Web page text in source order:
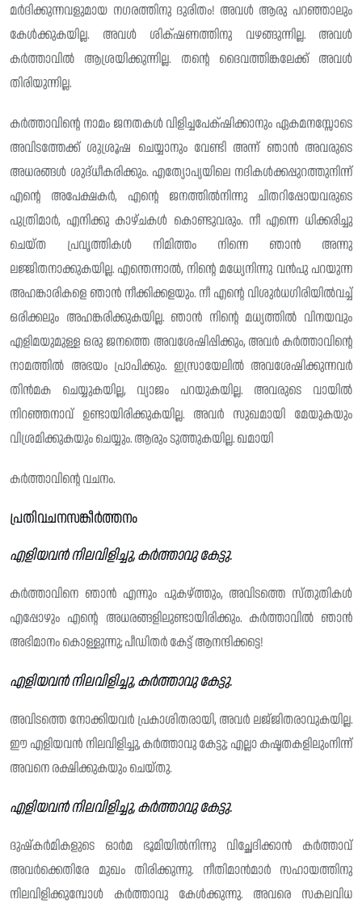
മർദിക്കുന്നവളുമായ നഗരത്തിനു ദുരിതം! അവൾ ആരു പറഞ്ഞാലും
കേൾക്കുകയില്ല. അവൾ ശിക്‌ഷണത്തിനു വഴങ്ങുന്നില്ല. അവൾ
കർത്താവിൽ ആശ്രയിക്കുന്നില്ല. തന്റെ ദൈവത്തിങ്കലേക്ക് അവൾ
തിരിയുന്നില്ല.
കർത്താവിന്റെ നാമം ജനതകൾ വിളിച്ചപേക്‌ഷിക്കാനും ഏകമനസ്സോടെ
അവിടത്തേക്ക് ശുശ്രൂഷ ചെയ്യാനും വേണ്ടി അന്ന് ഞാൻ അവരുടെ
അധരങ്ങൾ ശുദ്‌ധീകരിക്കും. എത്യോപ്യയിലെ നദികൾക്കപ്പുറത്തുനിന്ന്
എന്റെ അപേക്ഷകർ, എന്റെ ജനത്തിൽനിന്നു ചിതറിപ്പോയവരുടെ
പുത്രിമാർ, എനിക്കു കാഴ്ചകൾ കൊണ്ടുവരും. നീ എന്നെ ധിക്കരിച്ചു
ചെയ്ത പ്രവൃത്തികൾ നിമിത്തം നിന്നെ ഞാൻ അന്നു
ലജ്ജിതനാക്കുകയില്ല. എന്തെന്നാൽ, നിന്റെ മധ്യേനിന്നു വൻപു പറയുന്ന
അഹങ്കാരികളെ ഞാൻ നീക്കിക്കളയും. നീ എന്റെ വിശുർധഗിരിയിൽവച്ച്
ഒരിക്കലും അഹങ്കരിക്കുകയില്ല. ഞാൻ നിന്റെ മധ്യത്തിൽ വിനയവും
എളിമയുമുള്ള ഒരു ജനത്തെ അവശേഷിപ്പിക്കും, അവർ കർത്താവിൻ്റെ
നാമത്തിൽ അഭയം പ്രാപിക്കും. ഇസ്രായേലിൽ അവശേഷിക്കുന്നവർ
തിൻമക ചെയ്യുകയില്ല, വ്യാജം പറയുകയില്ല. അവരുടെ വായിൽ
നിറഞ്ഞനാവ് ഉണ്ടായിരിക്കുകയില്ല. അവർ സുഖമായി മേയുകയും
വിശ്രമിക്കുകയും ചെയ്യും. ആരും ടുത്തുകയില്ല. ഖമായി
കർത്താവിന്റെ വചനം.
പ്രതിവചനസങ്കീർത്തനം
എളിയവൻ നിലവിളിച്ചു, കർത്താവു കേട്ടു.
കർത്താവിനെ ഞാൻ എന്നും പുകഴ്ത്തും, അവിടത്തെ സ്‌തുതികൾ
എപ്പോഴും എന്റെ അധരങ്ങളിലുണ്ടായിരിക്കും. കർത്താവിൽ ഞാൻ
അഭിമാനം കൊള്ളുന്നു; പീഡിതർ കേട്ട് ആനന്ദിക്കട്ടെ!
എളിയവൻ നിലവിളിച്ചു, കർത്താവു കേട്ടു.
അവിടത്തെ നോക്കിയവർ പ്രകാശിതരായി, അവർ ലജ്‌ജിതരാവുകയില്ല.
ഈ എളിയവൻ നിലവിളിച്ചു, കർത്താവു കേട്ടു; എല്ലാ കഷ്ടതകളിലുംനിന്ന്
അവനെ രക്ഷിക്കുകയും ചെയ്തു.
എളിയവൻ നിലവിളിച്ചു, കർത്താവു കേട്ടു.
ദുഷ്‌കർമികളുടെ ഓർമ ഭൂമിയിൽനിന്നു വിച്ഛേദിക്കാൻ കർത്താവ്
അവർക്കെതിരേ മുഖം തിരിക്കുന്നു. നീതിമാൻമാർ സഹായത്തിനു
നിലവിളിക്കുമ്പോൾ കർത്താവു കേൾക്കുന്നു. അവരെ സകലവിധ